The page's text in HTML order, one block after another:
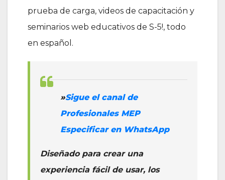
prueba de carga, videos de capacitación y
seminarios web educativos de S-5!, todo
en español.
»‎Sigue el canal de
Profesionales MEP
Especificar en WhatsApp
Diseñado para crear una
experiencia fácil de usar, los